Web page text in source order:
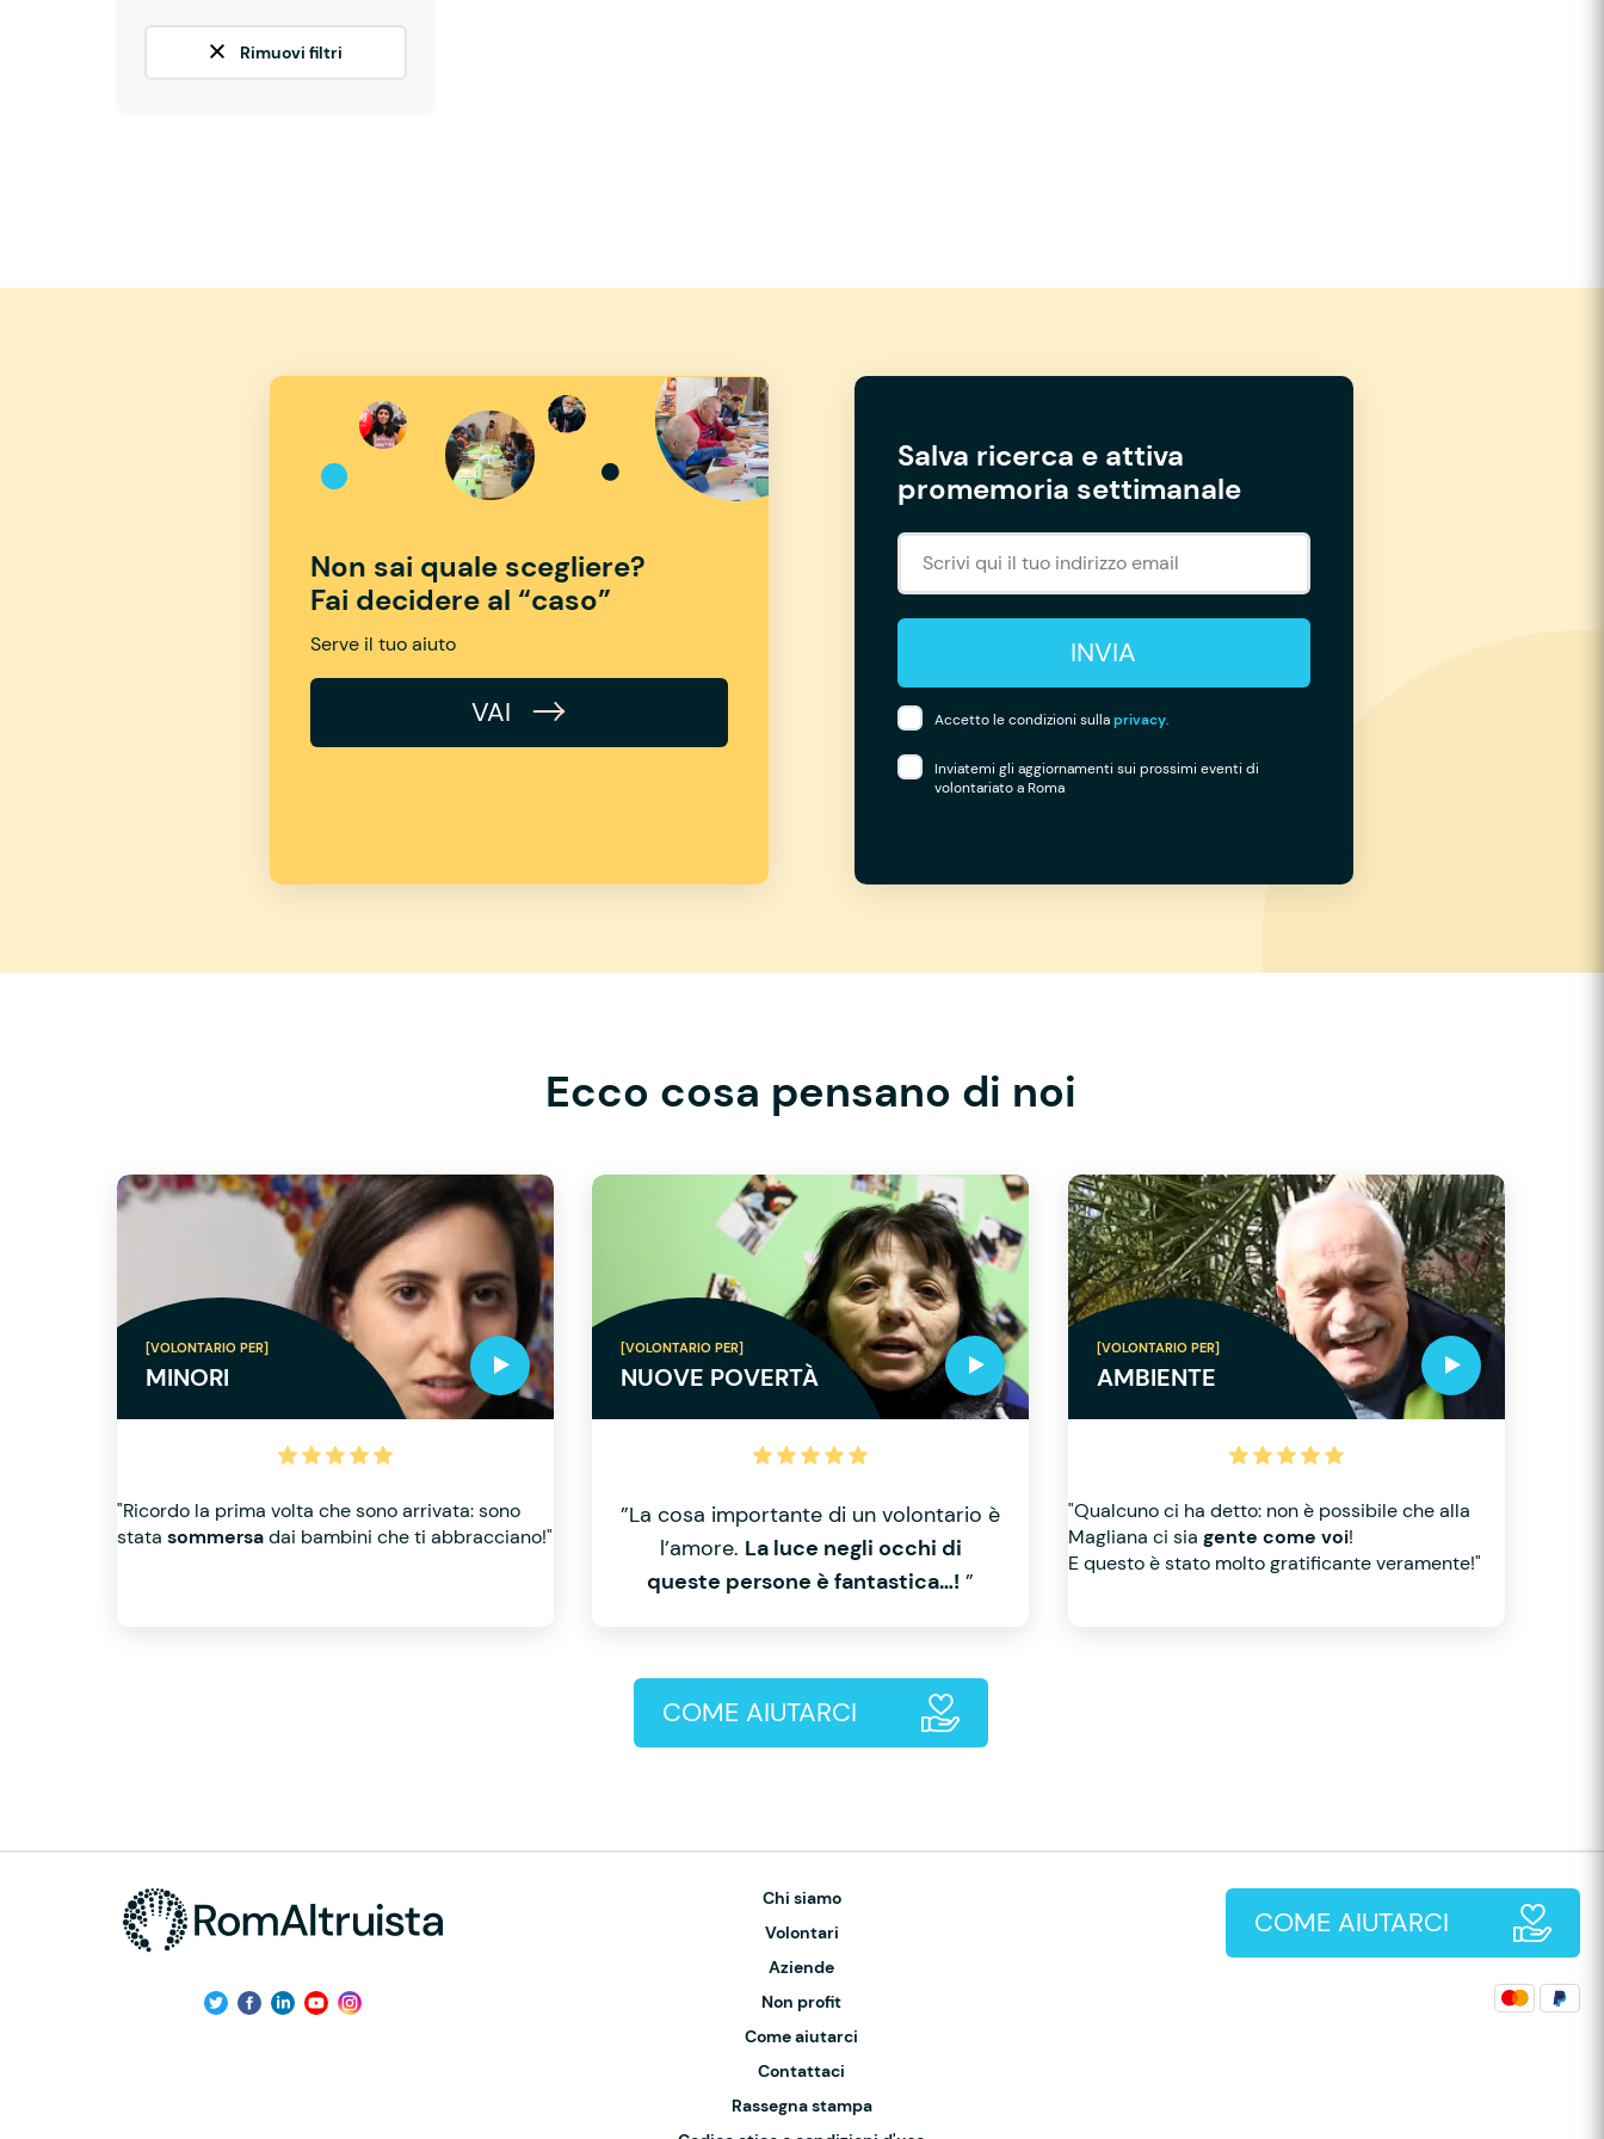
Rimuovi filtri
Non sai quale scegliere?
Fai decidere al “caso”
Serve il tuo aiuto
VAI
Salva ricerca e attiva
promemoria settimanale
INVIA
Accetto le condizioni sullaprivacy.
Inviatemi gli aggiornamenti sui prossimi eventi di
volontariato a Roma
Ecco cosa pensano di noi
[VOLONTARIO PER]
MINORI
"Ricordo la prima volta che sono arrivata: sono
statasommersadai bambini che ti abbracciano!"
[VOLONTARIO PER]
NUOVE POVERTÀ
”La cosa importante di un volontario è
l’amore. La luce negli occhi di
queste persone è fantastica…! ”
[VOLONTARIO PER]
AMBIENTE
"Qualcuno ci ha detto: non è possibile che alla
Magliana ci sia gente come voi!
E questo è stato molto gratificante veramente!"
COME AIUTARCI
Chi siamo
Volontari
Aziende
Non profit
Come aiutarci
Contattaci
Rassegna stampa
COME AIUTARCI